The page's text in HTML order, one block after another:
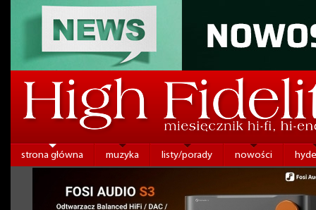
strona główna muzyka listy/porady nowości